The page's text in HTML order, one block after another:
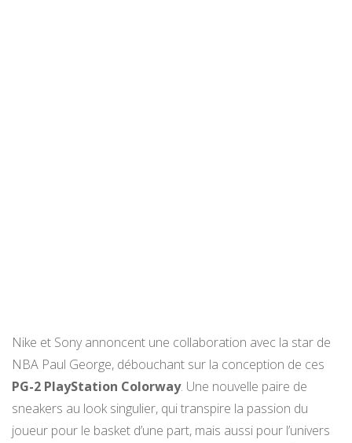
Nike et Sony annoncent une collaboration avec la star de
NBA Paul George, débouchant sur la conception de ces
PG-2 PlayStation Colorway. Une nouvelle paire de
sneakers au look singulier, qui transpire la passion du
joueur pour le basket d’une part, mais aussi pour l’univers